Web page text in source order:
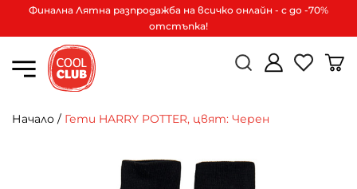
Финална Лятна разпродажба на всичко онлайн - с до -70%
отстъпка!
Начало / Гети HARRY POTTER, цвят: Черен